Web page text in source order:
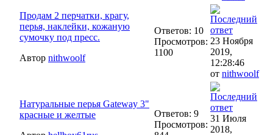
Продам 2 перчатки, крагу,
перья, наклейки, кожаную
сумочку под пресс.
Автор nithwoolf
Ответов: 10
Просмотров:
1100
23 Ноября
2019,
12:28:46
от nithwoolf
Натуральные перья Gateway 3"
красные и желтые
Ответов: 9
Просмотров:
31 Июля
2018,